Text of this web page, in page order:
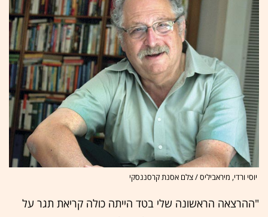
יוסי ורדי, מיראביליס / צלם אסנת קרסננסקי
"ההרצאה הראשונה שלי בטד הייתה כולה קריאת תגר על